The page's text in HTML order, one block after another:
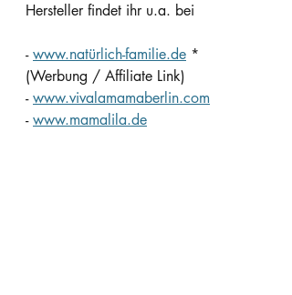
Hersteller findet ihr u.a. bei
- www.natürlich-familie.de *
(Werbung / Affiliate Link)
- www.vivalamamaberlin.com
- www.mamalila.de